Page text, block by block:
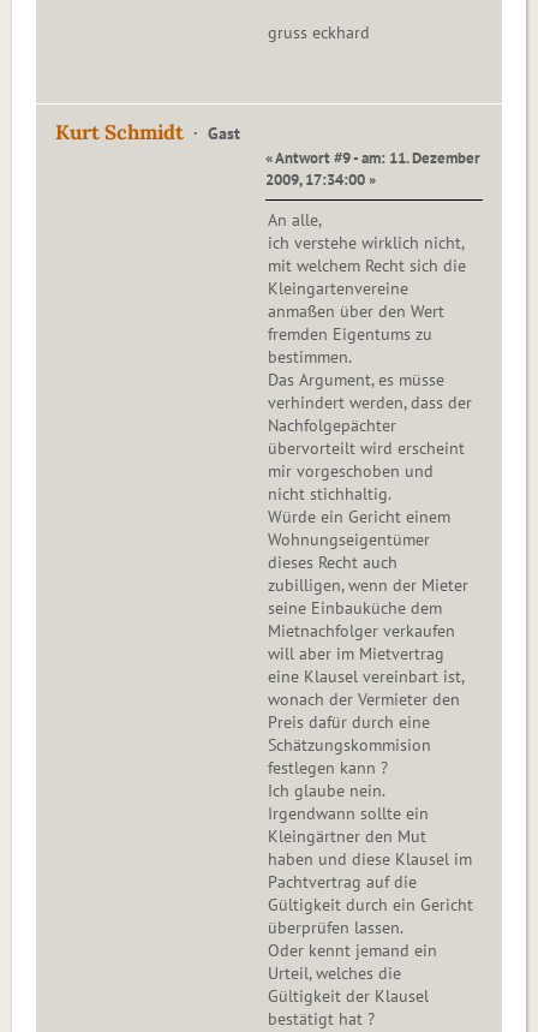
gruss eckhard
Kurt Schmidt Gast
« Antwort #9 - am: 11. Dezember
2009, 17:34:00 »
An alle,
ich verstehe wirklich nicht,
mit welchem Recht sich die
Kleingartenvereine
anmaßen über den Wert
fremden Eigentums zu
bestimmen.
Das Argument, es müsse
verhindert werden, dass der
Nachfolgepächter
übervorteilt wird erscheint
mir vorgeschoben und
nicht stichhaltig.
Würde ein Gericht einem
Wohnungseigentümer
dieses Recht auch
zubilligen, wenn der Mieter
seine Einbauküche dem
Mietnachfolger verkaufen
will aber im Mietvertrag
eine Klausel vereinbart ist,
wonach der Vermieter den
Preis dafür durch eine
Schätzungskommision
festlegen kann ?
Ich glaube nein.
Irgendwann sollte ein
Kleingärtner den Mut
haben und diese Klausel im
Pachtvertrag auf die
Gültigkeit durch ein Gericht
überprüfen lassen.
Oder kennt jemand ein
Urteil, welches die
Gültigkeit der Klausel
bestätigt hat ?